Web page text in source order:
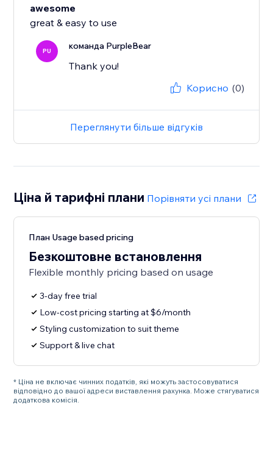
awesome
great & easy to use
PU команда PurpleBear
Thank you!
Корисно (0)
Переглянути більше відгуків
Ціна й тарифні плани Порівняти усі плани
План Usage based pricing
Безкоштовне встановлення
Flexible monthly pricing based on usage
3-day free trial
Low-cost pricing starting at $6/month
Styling customization to suit theme
Support & live chat
* Ціна не включає чинних податків, які можуть застосовуватися
відповідно до вашої адреси виставлення рахунка. Може стягуватися
додаткова комісія.